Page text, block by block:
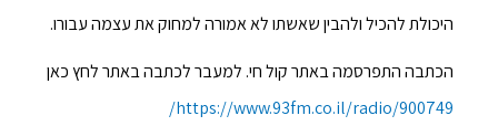
היכולת להכיל ולהבין שאשתו לא אמורה למחוק את עצמה עבורו.
הכתבה התפרסמה באתר קול חי. למעבר לכתבה באתר לחץ כאן
https://www.93fm.co.il/radio/900749/